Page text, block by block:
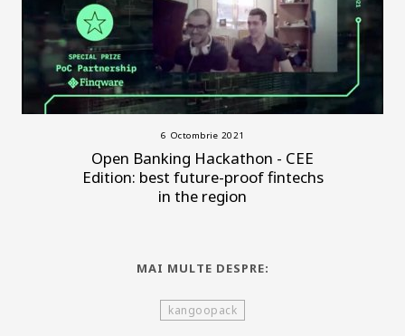
6 Octombrie 2021
Open Banking Hackathon - CEE
Edition: best future-proof fintechs
in the region
MAI MULTE DESPRE:
kangoopack